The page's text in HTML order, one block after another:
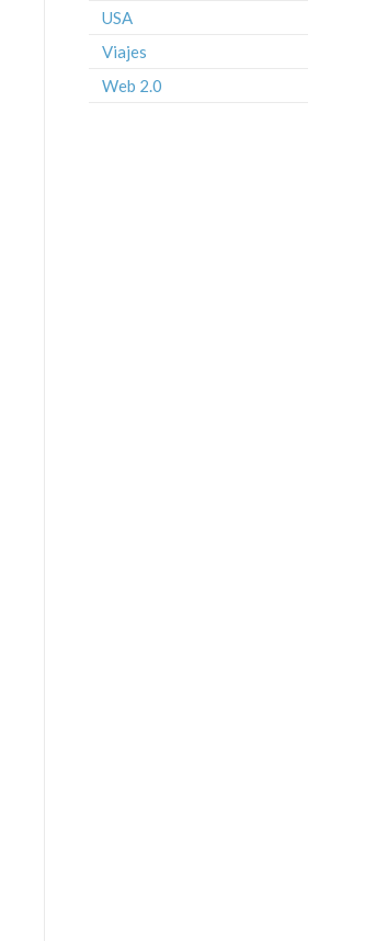
USA
Viajes
Web 2.0